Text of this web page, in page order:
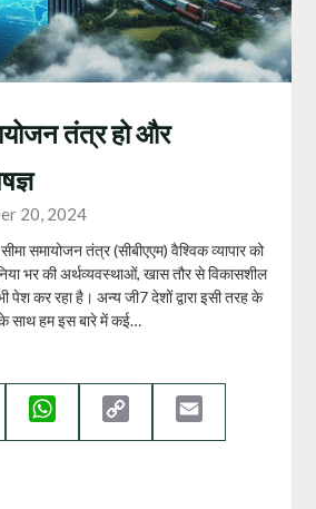
तंत्र हो और
20, 2024
समायोजन तंत्र (सीबीएएम) वैश्विक व्यापार को
भर की अर्थव्यवस्थाओं, खास तौर से विकासशील
पेश कर रहा है। अन्य जी7 देशों द्वारा इसी तरह के
के साथ हम इस बारे में कई…
WhatsApp
Link